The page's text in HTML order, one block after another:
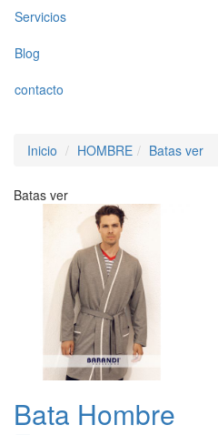
Servicios
Blog
contacto
Inicio HOMBRE Batas ver
Batas ver
Bata Hombre